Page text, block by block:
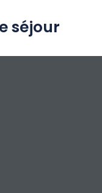
séjour